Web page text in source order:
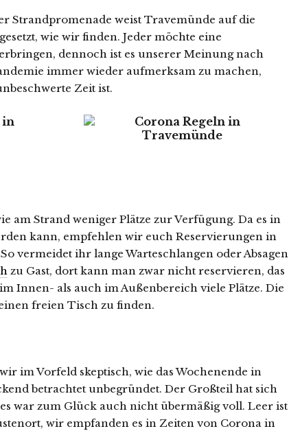
Strandpromenade weist Travemünde auf die
wie wir finden. Jeder möchte eine
dennoch ist es unserer Meinung nach
immer wieder aufmerksam zu machen,
Zeit ist.
am Strand weniger Plätze zur Verfügung. Da es in
kann, empfehlen wir euch Reservierungen in
vermeidet ihr lange Warteschlangen oder Absagen
zu Gast, dort kann man zwar nicht reservieren, das
Innen- als auch im Außenbereich viele Plätze. Die
freien Tisch zu finden.
im Vorfeld skeptisch, wie das Wochenende in
betrachtet unbegründet. Der Großteil hat sich
war zum Glück auch nicht übermäßig voll. Leer ist
wir empfanden es in Zeiten von Corona in